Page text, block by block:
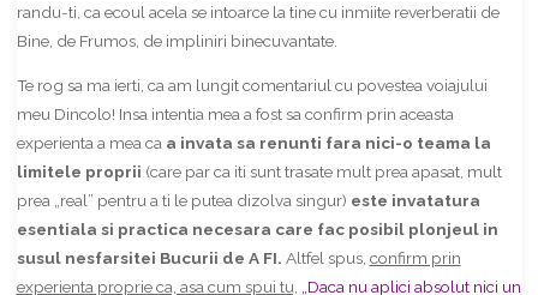
randu-ti, ca ecoul acela se intoarce la tine cu inmiite reverberatii de
Bine, de Frumos, de impliniri binecuvantate.
Te rog sa ma ierti, ca am lungit comentariul cu povestea voiajului
meu Dincolo! Insa intentia mea a fost sa confirm prin aceasta
experienta a mea ca a invata sa renunti fara nici-o teama la
limitele proprii (care par ca iti sunt trasate mult prea apasat, mult
prea „real” pentru a ti le putea dizolva singur) este invatatura
esentiala si practica necesara care fac posibil plonjeul in
susul nesfarsitei Bucurii de A FI. Altfel spus, confirm prin
experienta proprie ca, asa cum spui tu,
„Daca nu aplici absolut nici un